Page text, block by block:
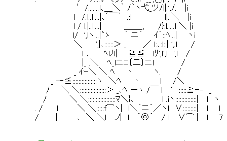
′/.......l､＿＼｀ /｀ヽ弋_ツ/l|.',/.　 |i
ｌ　/.l..ｌ....|､´￣｀　.:l　　　　 　 l|..＼　 |i　　　　　
l / l.|..l....|　　　　＿＿_,　　 /}:l.....l ＼ |i
l/　',lヽ...|`ゝ　　 ｀ ニ´　　ｲ´::ﾍ...| 　 ヽi　　　　　
＼　　 ',|､::::::＞ _　　　／ l:､:l::| ',.l　　 /
l ､　　 ﾍlﾉl|　　≧≦　 lﾘ',l',l　',l　 /
|_ .＼　 ﾍ_lニﾆ〔二〕ニl　　　 　 /
_ ｲｰ＼ ＼ ﾍ　　丶　　　 ヽ.　 　 /
_ -‐≦::::::::::::::::ヽ　＼ﾍ　　丶　　　 l　　/＼
/　　＼ ＼:::::::::::::::::＞ _､ﾍ ーヽ /￣ l　 ′:::::≧ｰ-　_
/　　　　＼ ＼::::::::::::::::::ﾏ＼}､　　　　　l .iヽ::::::::::::::|　 l　ヽ
. /　　 l　　　 ＼ ＼:::::f⌒ヽ|　l＼｀ニ´／ヽl　∨:::::::::|　 l 　 l
/　　　|　　　 ､　＼ ＼l　 ノ|　l　 ｀◎´　 / l　 ∨⌒ |　 l　　7